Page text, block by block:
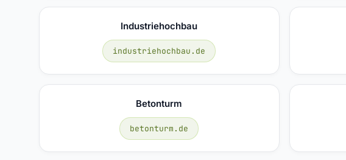
Industriehochbau
industriehochbau.de
Betonturm
betonturm.de